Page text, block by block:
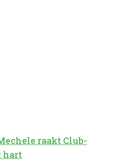
raakt Club-
hart